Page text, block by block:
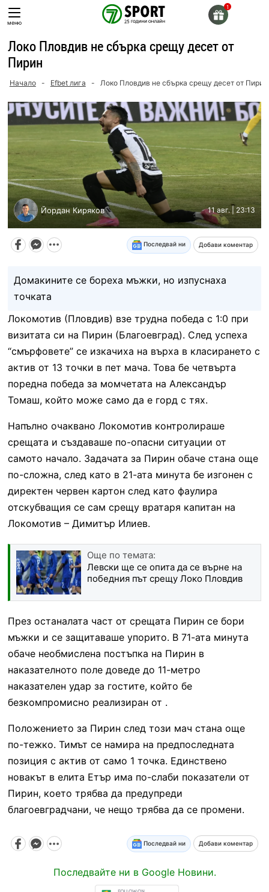
Skip
toменю
Локо Пловдив не сбърка срещу десет от
Пирин
Начало - Efbet лига - Локо Пловдив не сбърка срещу десет от Пирин
Йордан Киряков 11 авг. | 23:13
Последвай ни Добави коментар
Домакините се бореха мъжки, но изпуснаха
точката
Локомотив (Пловдив) взе трудна победа с 1:0 при
визитата си на Пирин (Благоевград). След успеха
“смърфовете” се изкачиха на върха в класирането с
актив от 13 точки в пет мача. Това бе четвърта
поредна победа за момчетата на Александър
Томаш, който може само да е горд с тях.
Напълно очаквано Локомотив контролираше
срещата и създаваше по-опасни ситуации от
самото начало. Задачата за Пирин обаче стана още
по-сложна, след като в 21-ата минута бе изгонен с
директен червен картон след като фаулира
отскубващия се сам срещу вратаря капитан на
Локомотив – Димитър Илиев.
Още по темата:
Левски ще се опита да се върне на
победния път срещу Локо Пловдив
През останалата част от срещата Пирин се бори
мъжки и се защитаваше упорито. В 71-ата минута
обаче необмислена постъпка на Пирин в
наказателното поле доведе до 11-метро
наказателен удар за гостите, който бе
безкомпромисно реализиран от .
Положението за Пирин след този мач стана още
по-тежко. Тимът се намира на предпоследната
позиция с актив от само 1 точка. Единствено
новакът в елита Етър има по-слаби показатели от
Пирин, което трябва да предупреди
благоевградчани, че нещо трябва да се промени.
Последвай ни Добави коментар
Последвайте ни в Google Новини.